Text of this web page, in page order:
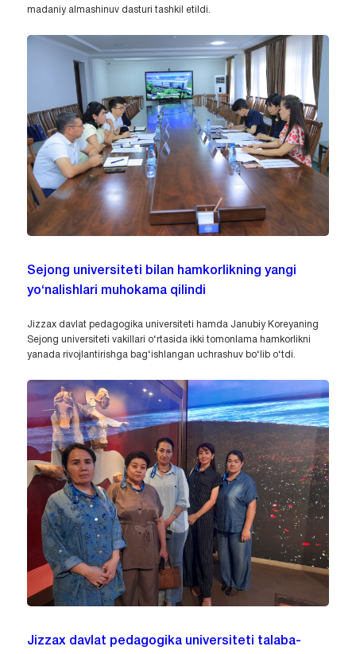
madaniy almashinuv dasturi tashkil etildi.
Sejong universiteti bilan hamkorlikning yangi
yo‘nalishlari muhokama qilindi
Jizzax davlat pedagogika universiteti hamda Janubiy Koreyaning
Sejong universiteti vakillari o‘rtasida ikki tomonlama hamkorlikni
yanada rivojlantirishga bag‘ishlangan uchrashuv bo‘lib o‘tdi.
Jizzax davlat pedagogika universiteti talaba-